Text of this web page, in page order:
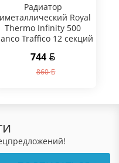
Радиатор
Royal
Thermo Infinity 500
Traffico 12 секций
744
860